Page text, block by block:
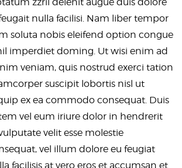
zzril delenit augue duis dolore
nulla facilisi. Nam liber tempor
soluta nobis eleifend option congue
imperdiet doming. Ut wisi enim ad
veniam, quis nostrud exerci tation
suscipit lobortis nisl ut
ex ea commodo consequat. Duis
vel eum iriure dolor in hendrerit
velit esse molestie
vel illum dolore eu feugiat
facilisis at vero eros et accumsan et